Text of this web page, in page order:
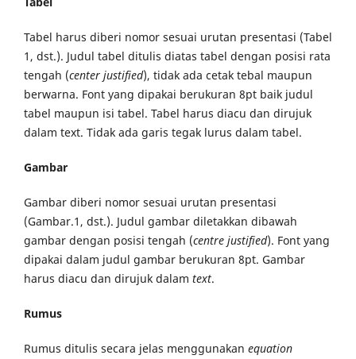
Tabel harus diberi nomor sesuai urutan presentasi (Tabel
1, dst.). Judul tabel ditulis diatas tabel dengan posisi rata
tengah (centerjustified), tidak ada cetak tebal maupun
berwarna. Font yang dipakai berukuran 8pt baik judul
tabel maupun isi tabel. Tabel harus diacu dan dirujuk
dalam text. Tidak ada garis tegak lurus dalam tabel.
Gambar
Gambar diberi nomor sesuai urutan presentasi
(Gambar.1, dst.). Judul gambar diletakkan dibawah
gambar dengan posisi tengah (centre justified). Font yang
dipakai dalam judul gambar berukuran 8pt. Gambar
harus diacu dan dirujuk dalam text.
Rumus
Rumus ditulis secara jelas menggunakan equation